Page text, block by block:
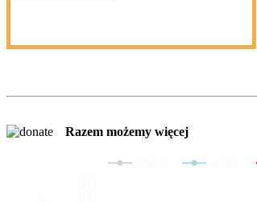
Razem możemy więcej